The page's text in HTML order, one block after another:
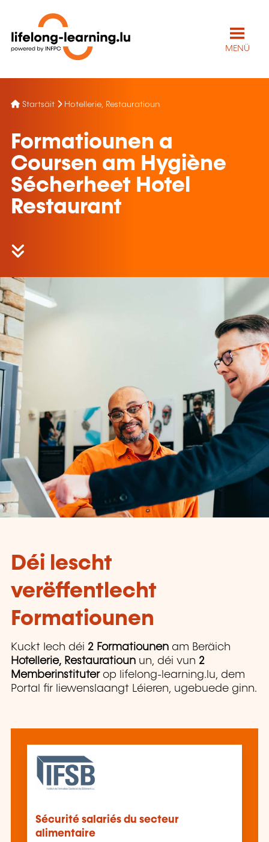
MENÜ
Startsäit Hotellerie, Restauratioun
Formatiounen a
Coursen am Hygiène
Sécherheet Hotel
Restaurant
Déi lescht
verëffentlecht
Formatiounen
Kuckt Iech déi 2 Formatiounen am Beräich
Hotellerie, Restauratioun un, déi vun 2
Memberinstituter op lifelong-learning.lu, dem
Portal fir liewenslaangt Léieren, ugebuede ginn.
Sécurité salariés du secteur
alimentaire